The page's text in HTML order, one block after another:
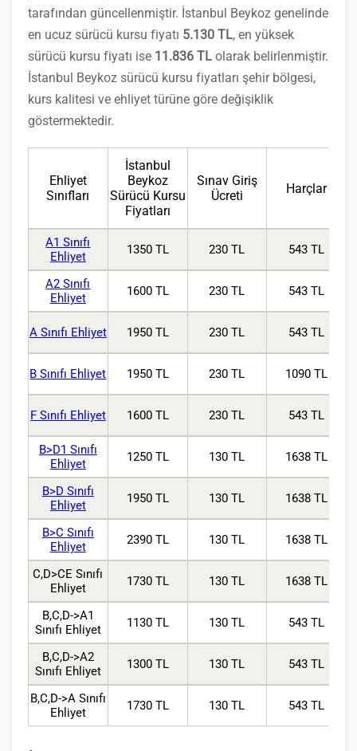
tarafından güncellenmiştir. İstanbul Beykoz genelinde
en ucuz sürücü kursu fiyatı 5.130 TL, en yüksek
sürücü kursu fiyatı ise 11.836 TL olarak belirlenmiştir.
İstanbul Beykoz sürücü kursu fiyatları şehir bölgesi,
kurs kalitesi ve ehliyet türüne göre değişiklik
göstermektedir.
Ehliyet
Sınıfları
İstanbul
Beykoz
Sürücü Kursu
Fiyatları
Sınav Giriş
Ücreti
Harçlar
A1 Sınıfı
Ehliyet
1350 TL 230 TL 543 TL
A2 Sınıfı
Ehliyet
1600 TL 230 TL 543 TL
A Sınıfı Ehliyet 1950 TL 230 TL 543 TL
B Sınıfı Ehliyet 1950 TL 230 TL 1090 TL
F Sınıfı Ehliyet 1600 TL 230 TL 543 TL
B>D1 Sınıfı
Ehliyet
1250 TL 130 TL 1638 TL
B>D Sınıfı
Ehliyet
1950 TL 130 TL 1638 TL
B>C Sınıfı
Ehliyet
2390 TL 130 TL 1638 TL
C,D>CE Sınıfı
Ehliyet
1730 TL 130 TL 1638 TL
B,C,D->A1
Sınıfı Ehliyet
1130 TL 130 TL 543 TL
B,C,D->A2
Sınıfı Ehliyet
1300 TL 130 TL 543 TL
B,C,D->A Sınıfı
Ehliyet
1730 TL 130 TL 543 TL